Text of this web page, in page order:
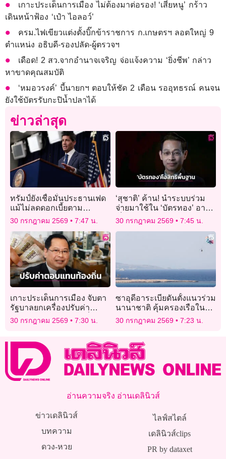
เกาะประเด็นการเมือง ไม่ต้องมาต่อรอง! ‘เสี่ยหนู’ กร้าว
เดินหน้าฟ้อง ‘เป๋า ไอลอว์’
ครม.ไฟเขียวแต่งตั้งบิ๊กข้าราชการ ก.เกษตรฯ ลอตใหญ่ 9
ตำแหน่ง อธิบดี-รองปลัด-ผู้ตรวจฯ
เดือด! 2 สว.จากอำนาจเจริญ จ่อแจ้งความ ‘ยิ่งชีพ’ กล่าว
หาขาดคุณสมบัติ
‘หมอวรงค์’ บี้นายกฯ ตอบให้ชัด 2 เดือน รออุทธรณ์ คนจน
ยังใช้บัตรรับกะปิน้ำปลาได้
ข่าวล่าสุด
ทรัมป์ยังเชื่อมั่นประธานเฟด
แม้ไม่ลดดอกเบี้ยตาม
ต้องการ
30 กรกฎาคม 2569 7:47 น.
‘สุชาติ’ ค้าน! นำระบบร่วม
จ่ายมาใช้ใน ‘บัตรทอง’ อาจ
เป็นอุปสรรคต่อคนจน
30 กรกฎาคม 2569 7:45 น.
เกาะประเด็นการเมือง จับตา
รัฐบาลยกเครื่องปรับค่า
ตอบแทนผู้บริหารท้องถิ่น
30 กรกฎาคม 2569 7:30 น.
ซาอุดีอาระเบียดันตั้งแนวร่วม
นานาชาติ คุ้มครองเรือใน
ทะเลแดงรับมือฮูตี
30 กรกฎาคม 2569 7:23 น.
อ่านความจริง อ่านเดลินิวส์
ข่าวเดลินิวส์
บทความ
ดวง-หวย
ไลฟ์สไตล์
เดลินิวส์clips
PR by dataxet